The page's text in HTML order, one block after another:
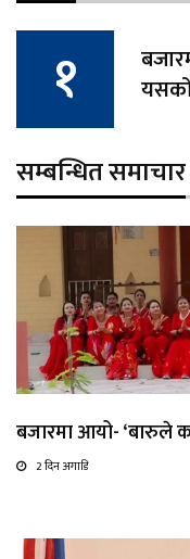
सम्बन्धित समाचार
बजारमा आयो- ‘बारुले
2 दिन अगाडि